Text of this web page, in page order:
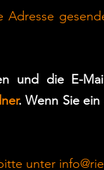
Adresse
und die E-
. Wenn Sie
unter